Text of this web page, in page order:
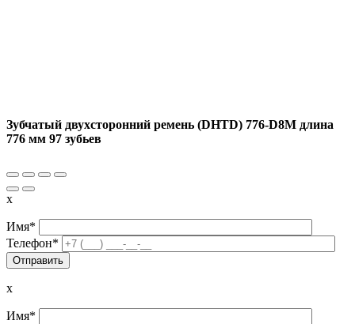
Зубчатый двухсторонний ремень (DHTD) 776-D8M длина
776 мм 97 зубьев
x
Имя*
Телефон*
x
Имя*